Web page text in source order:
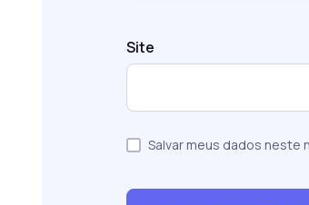
Site
Salvar meus dados neste